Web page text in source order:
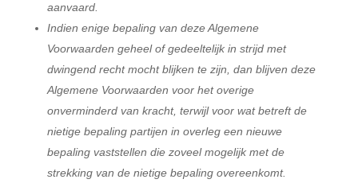
aanvaard.
Indien enige bepaling van deze Algemene
Voorwaarden geheel of gedeeltelijk in strijd met
dwingend recht mocht blijken te zijn, dan blijven deze
Algemene Voorwaarden voor het overige
onverminderd van kracht, terwijl voor wat betreft de
nietige bepaling partijen in overleg een nieuwe
bepaling vaststellen die zoveel mogelijk met de
strekking van de nietige bepaling overeenkomt.